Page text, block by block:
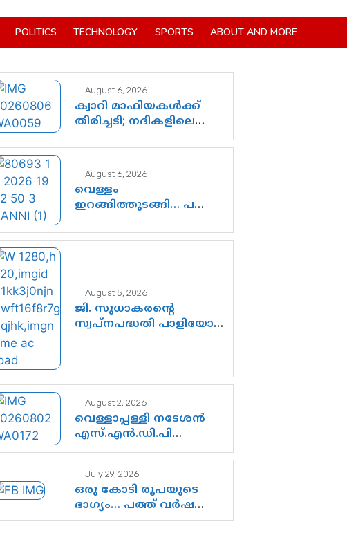
POLITICS TECHNOLOGY SPORTS ABOUT AND MORE
August 6, 2026
ക്വാറി മാഫിയകൾക്ക്
തിരിച്ചടി; നദികളിലെ
മണൽവാരൽ
പുനരാരംഭിക്കാൻ വി.ഡി.
August 6, 2026
വെള്ളം
ഇറങ്ങിത്തുടങ്ങി… പക്ഷേ
കണ്ണീരൊലിപ്പ്
August 5, 2026
ജി. സുധാകരന്റെ
സ്വപ്നപദ്ധതി പാളിയോ?
ചോദ്യങ്ങൾ
August 2, 2026
വെള്ളാപ്പള്ളി നടേശൻ
എസ്.എൻ.ഡി.പി
യോഗത്തെ
ദുരുപയോഗം ചെയ്യുന്നു;
ശ്രീനാരായണ
പ്രസ്ഥാനത്തെ
കാർന്നുതിന്നുന്ന
വിഷവിത്ത്: ഗോകുലം
July 29, 2026
ഒരു കോടി രൂപയുടെ
ഭാഗ്യം… പത്ത് വർഷത്തെ
ദുരിതം! കേരള ലോട്ടറി